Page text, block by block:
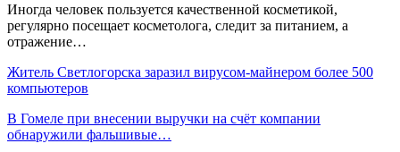
Иногда человек пользуется качественной косметикой,
регулярно посещает косметолога, следит за питанием, а
отражение…
Житель Светлогорска заразил вирусом-майнером более 500
компьютеров
В Гомеле при внесении выручки на счёт компании
обнаружили фальшивые…